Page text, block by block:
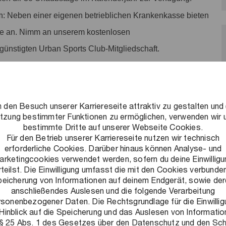
den Besuch unserer Karriereseite attraktiv zu gestalten und
bestimmter Funktionen zu ermöglichen, verwenden wir
bestimmte Dritte auf unserer Webseite Cookies.
Für den Betrieb unserer Karriereseite nutzen wir technisch
erforderliche Cookies. Darüber hinaus können Analyse- und
verwendet werden, sofern du deine
Die Einwilligung umfasst die mit den Cookies
von Informationen auf deinem Endgerät, sowie
anschließendes Auslesen und die folgende Verarbeitung
Daten. Die Rechtsgrundlage für die
auf die Speicherung und das Auslesen von
25 Abs. 1 des Gesetzes über den Datenschutz und den
Neben einer eigenen betrieblichen Krankenkasse bieten
an. Nimm an unserem kostenlosen
Urban Sports Club-Mitgliedschaft.
Arbeitsumfeld schaffen: Ein Umfeld, in dem flexibles und
Leistung honoriert wird und auf das wir stolz sind. Alle
Herausforderungen zu lösen, nachhaltige Ergebnisse zu
auszubauen. Als Teil unserer internen
und berätst unsere Fachbereiche. Du unterstützt
und Bewältigung von Risiken. So sind wir bspw.
der Unabhängigkeit und
die Entwicklung von PwC Deutschland aktiv voran!